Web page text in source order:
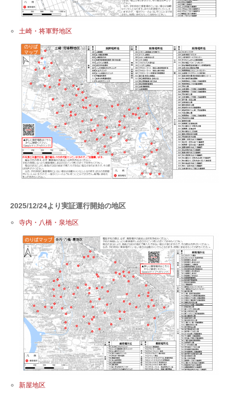
土崎・将軍野地区
2025/12/24より実証運行開始の地区
寺内・八橋・泉地区
新屋地区